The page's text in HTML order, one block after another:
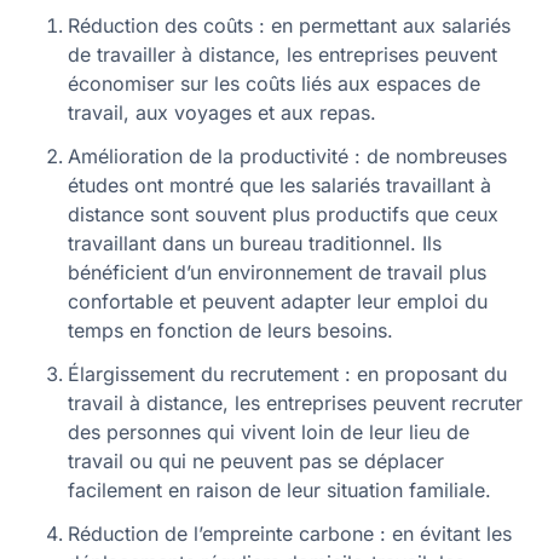
Réduction des coûts : en permettant aux salariés
de travailler à distance, les entreprises peuvent
économiser sur les coûts liés aux espaces de
travail, aux voyages et aux repas.
Amélioration de la productivité : de nombreuses
études ont montré que les salariés travaillant à
distance sont souvent plus productifs que ceux
travaillant dans un bureau traditionnel. Ils
bénéficient d’un environnement de travail plus
confortable et peuvent adapter leur emploi du
temps en fonction de leurs besoins.
Élargissement du recrutement : en proposant du
travail à distance, les entreprises peuvent recruter
des personnes qui vivent loin de leur lieu de
travail ou qui ne peuvent pas se déplacer
facilement en raison de leur situation familiale.
Réduction de l’empreinte carbone : en évitant les